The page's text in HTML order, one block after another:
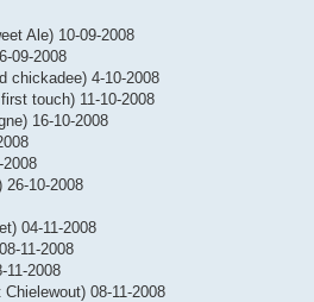
Ale) 10-09-2008
09-2008
chickadee) 4-10-2008
touch) 11-10-2008
16-10-2008
26-10-2008
04-11-2008
11-2008
11-2008
08-11-2008